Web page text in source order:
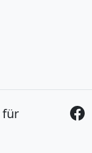
für